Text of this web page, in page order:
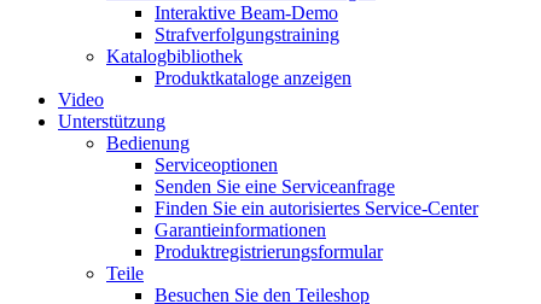
Interaktive Beam-Demo
Strafverfolgungstraining
Katalogbibliothek
Produktkataloge anzeigen
Video
Unterstützung
Bedienung
Serviceoptionen
Senden Sie eine Serviceanfrage
Finden Sie ein autorisiertes Service-Center
Garantieinformationen
Produktregistrierungsformular
Teile
Besuchen Sie den Teileshop